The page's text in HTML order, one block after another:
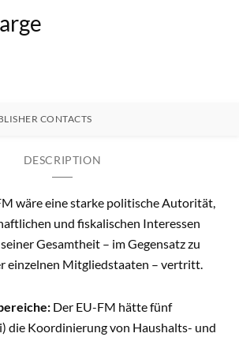
CONTACTS
DESCRIPTION
wäre eine starke politische Autorität,
und fiskalischen Interessen
Gesamtheit – im Gegensatz zu
einzelnen Mitgliedstaaten – vertritt.
Der EU-FM hätte fünf
die Koordinierung von Haushalts- und